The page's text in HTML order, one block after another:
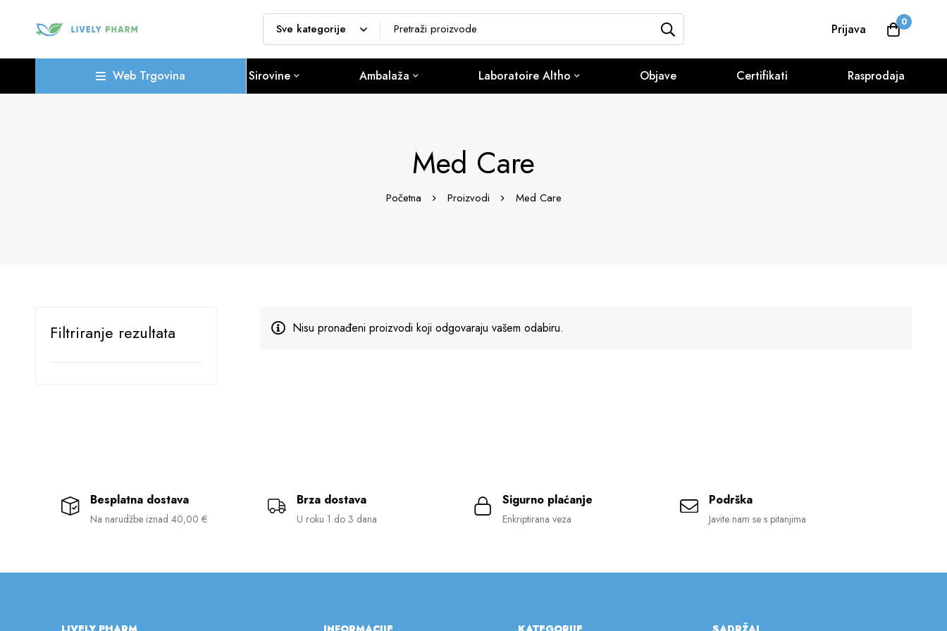
Prijava 0
Web Trgovina Sirovine Ambalaža Laboratoire Altho Objave Certifikati Rasprodaja
Med Care
Početna Proizvodi Med Care
Filtriranje rezultata Nisu pronađeni proizvodi koji odgovaraju vašem odabiru.
Besplatna dostava
Na narudžbe iznad 40,00 €
Brza dostava
U roku 1 do 3 dana
Sigurno plaćanje
Enkriptirana veza
Podrška
Javite nam se s pitanjima